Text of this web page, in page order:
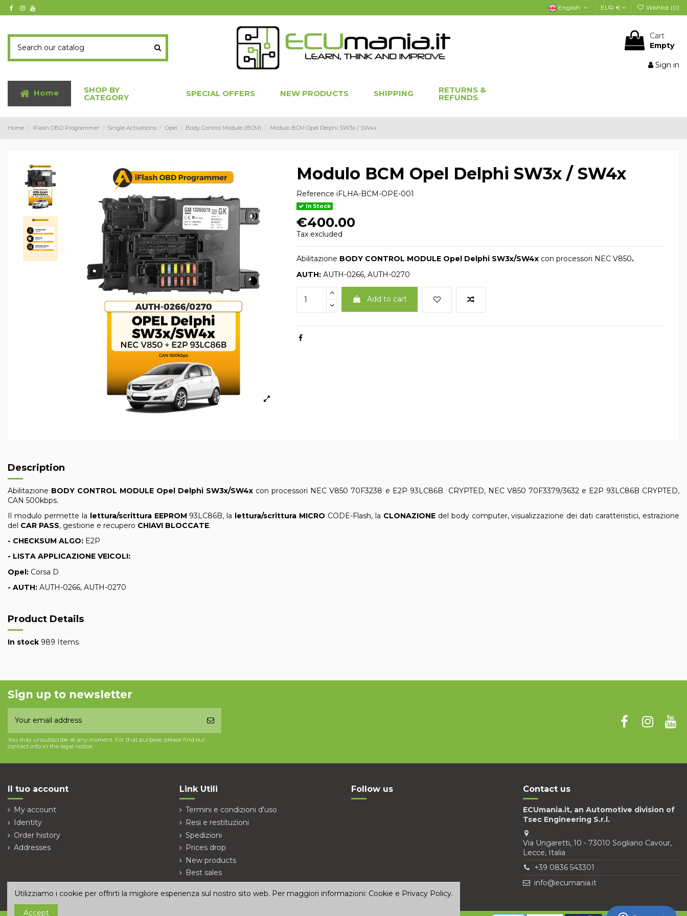
English EUR € Wishlist (0)
Cart
Empty
Sign in
Home SHOP BY
CATEGORY SPECIAL OFFERS NEW PRODUCTS SHIPPING RETURNS &
REFUNDS
Home iFlash OBD Programmer Single Activations Opel Body Control Module (BCM) Modulo BCM Opel Delphi SW3x / SW4x
Modulo BCM Opel Delphi SW3x / SW4x
Reference iFLHA-BCM-OPE-001
In Stock
€400.00
Tax excluded
Abilitazione BODY CONTROL MODULE Opel Delphi SW3x/SW4x con processori NEC V850.
AUTH: AUTH-0266, AUTH-0270
Add to cart
Description
Abilitazione BODY CONTROL MODULE Opel Delphi SW3x/SW4x con processori NEC V850 70F3238 e E2P 93LC86B CRYPTED, NEC V850 70F3379/3632 e E2P 93LC86B CRYPTED,
CAN 500kbps.
Il modulo permette la lettura/scrittura EEPROM 93LC86B, la lettura/scrittura MICRO CODE-Flash, la CLONAZIONEdel body computer, visualizzazione dei dati caratteristici, estrazione
del CAR PASS, gestione e recupero CHIAVI BLOCCATE.
- CHECKSUM ALGO: E2P
- LISTA APPLICAZIONE VEICOLI:
Opel: Corsa D
- AUTH: AUTH-0266, AUTH-0270
Product Details
In stock 989 Items
Sign up to newsletter
You may unsubscribe at any moment. For that purpose, please find our
contact info in the legal notice.
Il tuo account
My account
Identity
Order history
Addresses
Link Utili
Termini e condizioni d'uso
Resi e restituzioni
Spedizioni
Prices drop
New products
Best sales
Follow us Contact us
ECUmania.it, an Automotive division of
Tsec Engineering S.r.l.
Via Ungaretti, 10 - 73010 Sogliano Cavour,
Lecce, Italia
+39 0836 543301
info@ecumania.it
Utilizziamo i cookie per offrirti la migliore esperienza sul nostro sito web. Per maggiori informazioni: Cookie e Privacy Policy.
Accept